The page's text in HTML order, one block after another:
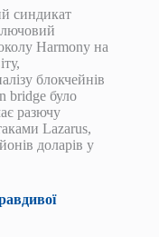
синдикат
Harmony на
блокчейнів
bridge було
разючу
Lazarus,
доларів у